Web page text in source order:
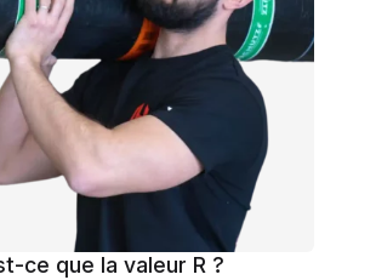
ce que la valeur R ?